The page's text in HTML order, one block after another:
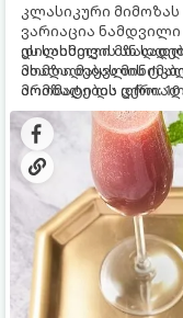
კლასიკური
ვარიაცია ნამდვილი
დილისთვის ან
ახალი მაყვლის
არომატი და
დახვეწილ და
ეს სასმელი
მომზადებას
მომზადების დრო: